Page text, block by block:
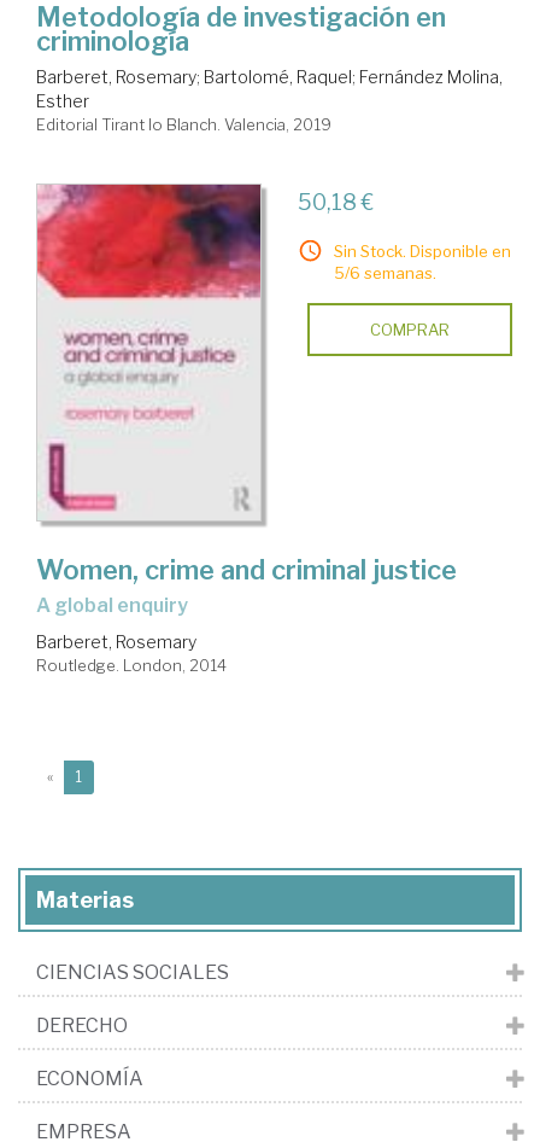
Metodología de investigación en
criminología
Barberet, Rosemary; Bartolomé, Raquel; Fernández Molina,
Esther
Editorial Tirant lo Blanch. Valencia, 2019
50,18 €
Sin Stock. Disponible en
5/6 semanas.
COMPRAR
Women, crime and criminal justice
a global enquiry
Barberet, Rosemary
Routledge. London, 2014
« 1
Materias
CIENCIAS SOCIALES
DERECHO
ECONOMÍA
EMPRESA